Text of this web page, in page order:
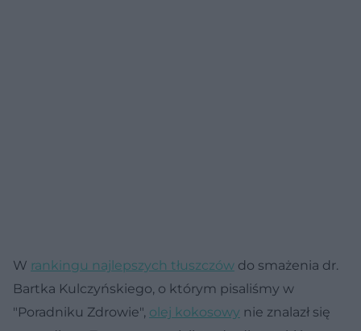
W rankingu najlepszych tłuszczów do smażenia dr.
Bartka Kulczyńskiego, o którym pisaliśmy w
"Poradniku Zdrowie", olej kokosowy nie znalazł się